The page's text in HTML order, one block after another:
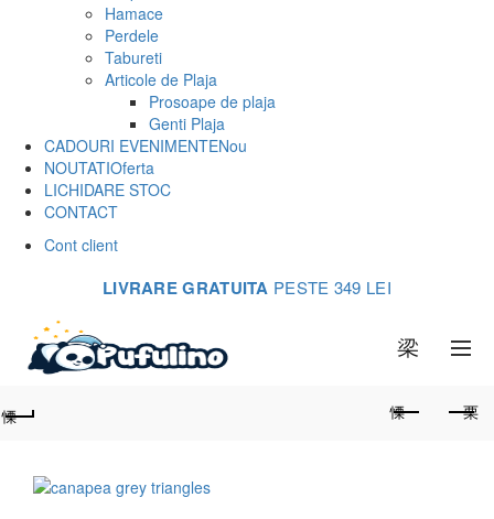
Hamace
Perdele
Tabureti
Articole de Plaja
Prosoape de plaja
Genti Plaja
CADOURI EVENIMENTENou
NOUTATIOferta
LICHIDARE STOC
CONTACT
Cont client
LIVRARE GRATUITA PESTE 349 LEI